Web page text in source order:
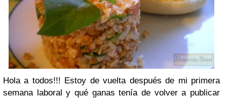
Hola a todos!!! Estoy de vuelta después de mi primera
semana laboral y qué ganas tenía de volver a publicar